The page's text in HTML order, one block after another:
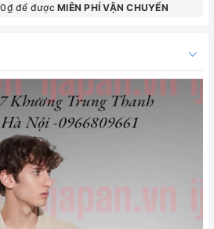
để đượcMIÊN PHÍ VẬN CHUYỂN